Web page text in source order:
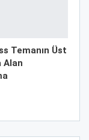
Temanın Üst
Alan